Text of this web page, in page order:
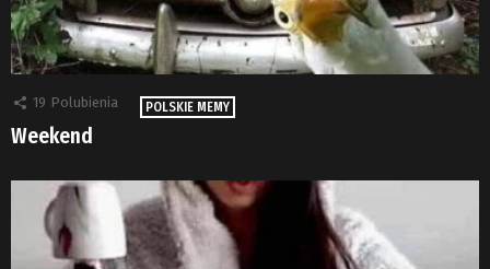
19 Polubienia POLSKIE MEMY
Weekend